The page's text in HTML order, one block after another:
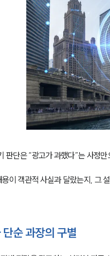
판단은 “광고가 과했다”는 사정
이 객관적 사실과 달랐는지, 그
순 과장의 구별